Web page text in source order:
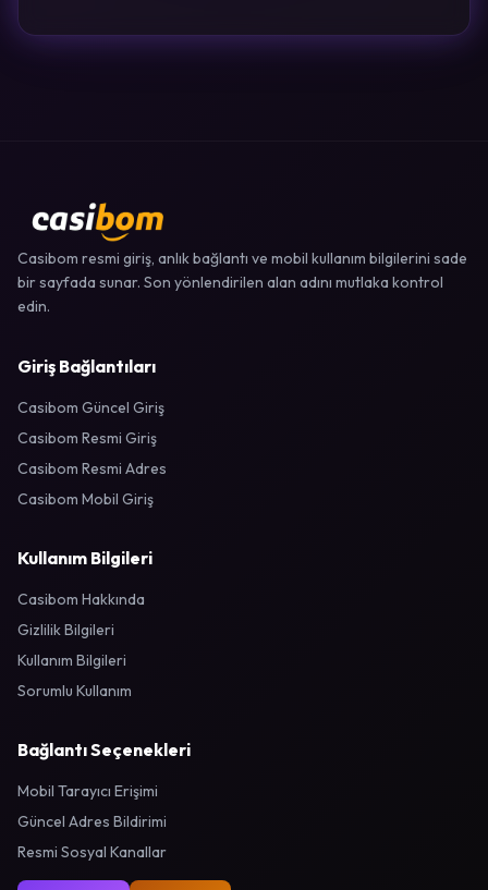
Casibom resmi giriş, anlık bağlantı ve mobil kullanım bilgilerini sade
bir sayfada sunar. Son yönlendirilen alan adını mutlaka kontrol
edin.
Giriş Bağlantıları
Casibom Güncel Giriş
Casibom Resmi Giriş
Casibom Resmi Adres
Casibom Mobil Giriş
Kullanım Bilgileri
Casibom Hakkında
Gizlilik Bilgileri
Kullanım Bilgileri
Sorumlu Kullanım
Bağlantı Seçenekleri
Mobil Tarayıcı Erişimi
Güncel Adres Bildirimi
Resmi Sosyal Kanallar